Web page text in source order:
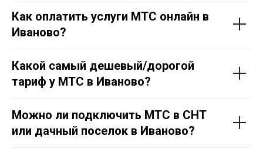
Как оплатить услуги МТС онлайн в
Иваново?
Какой самый дешевый/дорогой
тариф у МТС в Иваново?
Можно ли подключить МТС в СНТ
или дачный поселок в Иваново?